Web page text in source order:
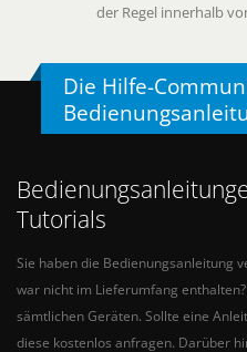
der Regel innerhalb
Die Hilfe-
Tutorials
Sie haben die Bedienungsanleitung
war nicht im Lieferumfang
sämtlichen Geräten. Sollte eine
diese kostenlos anfragen. Darüber